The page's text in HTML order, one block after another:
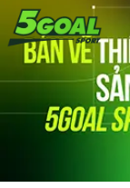
Chuyển
đến
dung